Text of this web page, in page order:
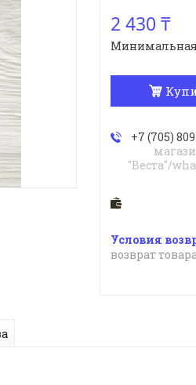
2 430 ₸
Минимальная
+7 (705)
"Веста"/
возврат